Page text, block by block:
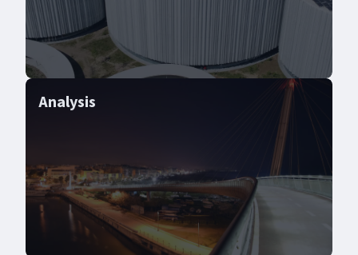
Analysis